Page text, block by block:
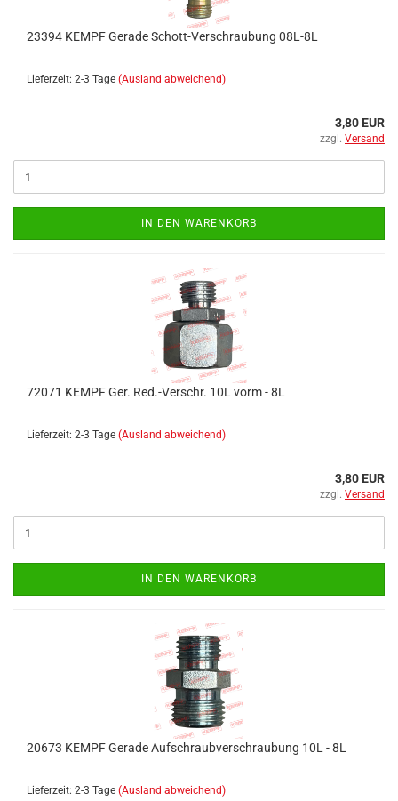
23394 KEMPF Gerade Schott-Verschraubung 08L-8L
Lieferzeit: 2-3 Tage (Ausland abweichend)
3,80 EUR
zzgl. Versand
IN DEN WARENKORB
72071 KEMPF Ger. Red.-Verschr. 10L vorm - 8L
Lieferzeit: 2-3 Tage (Ausland abweichend)
3,80 EUR
zzgl. Versand
IN DEN WARENKORB
20673 KEMPF Gerade Aufschraubverschraubung 10L - 8L
Lieferzeit: 2-3 Tage (Ausland abweichend)